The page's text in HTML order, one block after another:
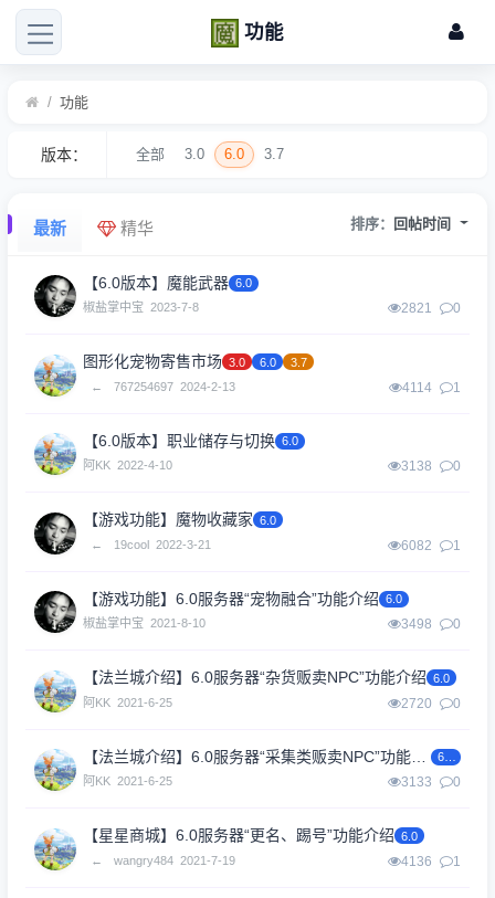
功能
/ 功能
版本： 全部 3.0 6.0 3.7
最新 精华 排序： 回帖时间
【6.0版本】魔能武器 6.0
椒盐掌中宝 2023-7-8 2821 0
图形化宠物寄售市场 3.0 6.0
3.7
←
767254697 2024-2-13 4114 1
【6.0版本】职业储存与切换 6.0
阿KK 2022-4-10 3138 0
【游戏功能】魔物收藏家 6.0
←
19cool 2022-3-21 6082 1
【游戏功能】6.0服务器“宠物融合”功能介绍 6.0
椒盐掌中宝 2021-8-10 3498 0
【法兰城介绍】6.0服务器“杂货贩卖NPC”功能介绍 6.0
阿KK 2021-6-25 2720 0
【法兰城介绍】6.0服务器“采集类贩卖NPC”功能介绍
6.0
阿KK 2021-6-25 3133 0
【星星商城】6.0服务器“更名、踢号”功能介绍 6.0
←
wangry484 2021-7-19 4136 1